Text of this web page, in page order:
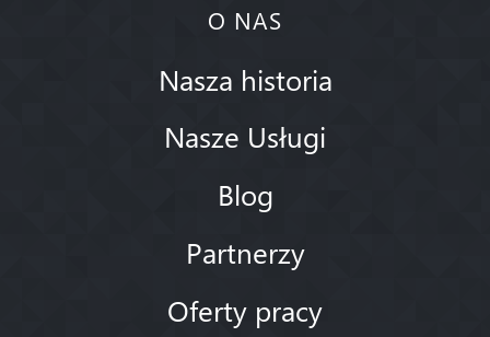
O NAS
Nasza historia
Nasze Usługi
Blog
Partnerzy
Oferty pracy